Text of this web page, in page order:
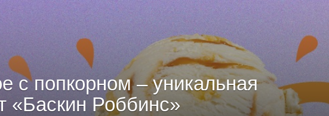
с попкорном – уникальная
«Баскин Роббинс»